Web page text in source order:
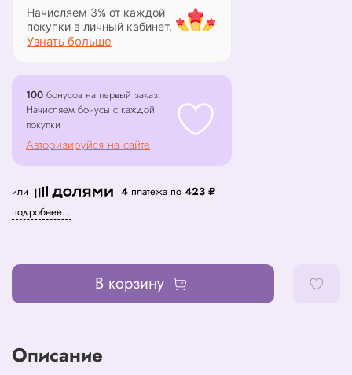
Начисляем 3% от каждой
покупки в личный кабинет.
Узнать больше
100 бонусов на первый заказ.
Начисляем бонусы с каждой
покупки
Авторизируйся на сайте
или 4 платежа по 423 ₽
подробнее...
В корзину
Описание